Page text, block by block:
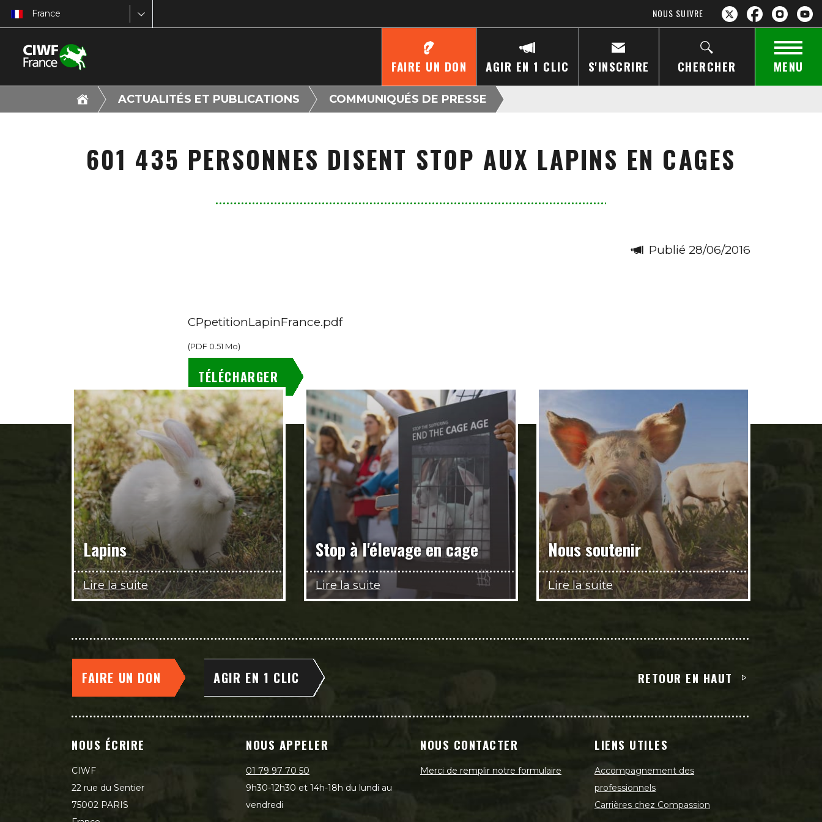
France NOUS SUIVRE
FAIRE UN DON AGIR EN 1 CLIC S'INSCRIRE CHERCHER MENU
ACTUALITÉS ET PUBLICATIONS COMMUNIQUÉS DE PRESSE
601 435 PERSONNES DISENT STOP AUX LAPINS EN CAGES
Publié 28/06/2016
CPpetitionLapinFrance.pdf
(PDF 0.51 Mo)
TÉLÉCHARGER
Lapins
Lire la suite
Stop à l'élevage en cage
Lire la suite
Nous soutenir
Lire la suite
FAIRE UN DON AGIR EN 1 CLIC RETOUR EN HAUT
NOUS ÉCRIRE
CIWF
22 rue du Sentier
75002 PARIS
NOUS APPELER
01 79 97 70 50
9h30-12h30 et 14h-18h du lundi au
vendredi
NOUS CONTACTER
Merci de remplir notre formulaire
LIENS UTILES
Accompagnement des
professionnels
Carrières chez Compassion